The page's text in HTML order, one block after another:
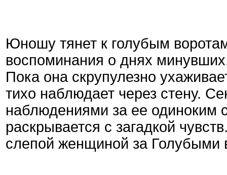
Юношу тянет к голубым
воспоминания о днях
Пока она скрупулезно
тихо наблюдает через стену.
наблюдениями за ее одиноким
раскрывается с загадкой
слепой женщиной за Голубыми